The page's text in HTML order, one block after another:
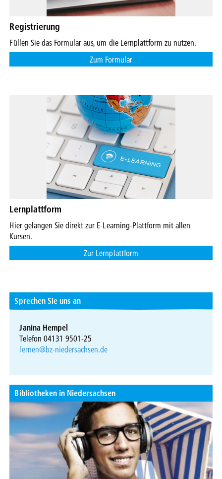
Registrierung
Füllen Sie das Formular aus, um die Lernplattform zu nutzen.
Zum Formular
Lernplattform
Hier gelangen Sie direkt zur E-Learning-Plattform mit allen
Kursen.
Zur Lernplattform
Sprechen Sie uns an
Janina Hempel
Telefon 04131 9501-25
lernen@bz-niedersachsen.de
Bibliotheken in Niedersachsen